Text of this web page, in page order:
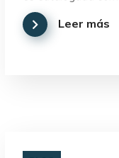
Leer más